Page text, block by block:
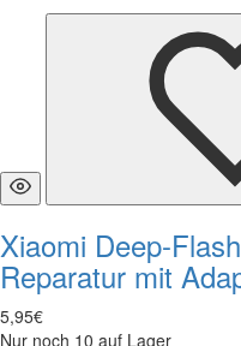
Xiaomi Deep-
Reparatur mit
5,95€
Nur noch 10 auf Lager